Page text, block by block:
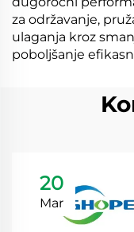
za održavanje,
ulaganja kroz
poboljšanje
20
Mar